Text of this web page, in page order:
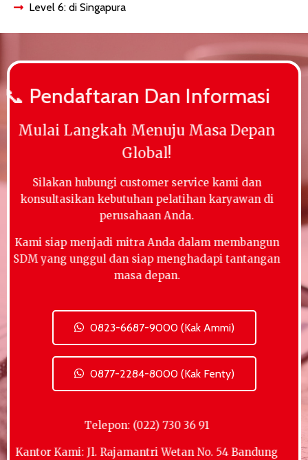
Level 6: di Singapura
📞 Pendaftaran Dan Informasi
Mulai Langkah Menuju Masa Depan
Global!
Silakan hubungi customer service kami dan
konsultasikan kebutuhan pelatihan karyawan di
perusahaan Anda.
Kami siap menjadi mitra Anda dalam membangun
SDM yang unggul dan siap menghadapi tantangan
masa depan.
0823-6687-9000 (Kak Ammi)
0877-2284-8000 (Kak Fenty)
Telepon: (022) 730 36 91
Kantor Kami: Jl. Rajamantri Wetan No. 54 Bandung